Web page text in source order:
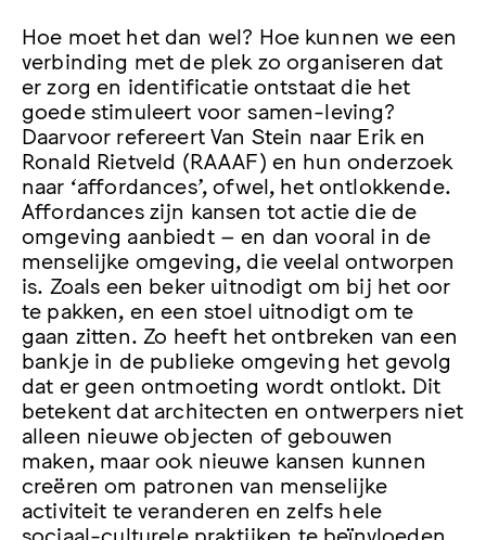
Hoe moet het dan wel? Hoe kunnen we een
verbinding met de plek zo organiseren dat
er zorg en identificatie ontstaat die het
goede stimuleert voor samen-leving?
Daarvoor refereert Van Stein naar Erik en
Ronald Rietveld (RAAAF) en hun onderzoek
naar ‘affordances’, ofwel, het ontlokkende.
Affordances zijn kansen tot actie die de
omgeving aanbiedt – en dan vooral in de
menselijke omgeving, die veelal ontworpen
is. Zoals een beker uitnodigt om bij het oor
te pakken, en een stoel uitnodigt om te
gaan zitten. Zo heeft het ontbreken van een
bankje in de publieke omgeving het gevolg
dat er geen ontmoeting wordt ontlokt. Dit
betekent dat architecten en ontwerpers niet
alleen nieuwe objecten of gebouwen
maken, maar ook nieuwe kansen kunnen
creëren om patronen van menselijke
activiteit te veranderen en zelfs hele
sociaal-culturele praktijken te beïnvloeden.